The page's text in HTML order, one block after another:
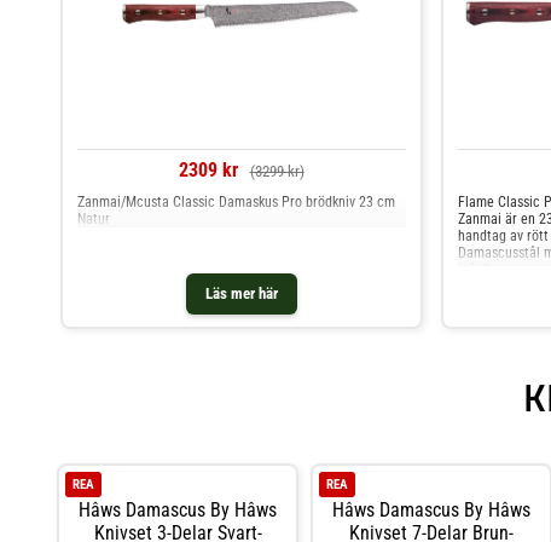
2309 kr (3299 kr)
Läs mer här
Zanmai/Mcusta Classic Damaskus Pro brödkniv 23 cm
Natur
Flame Classic
Zanmai är en
handtag av
Damascusstål
160
bekvämt
dem är
Hâws Damascus By Hâws
Knivset 3-Delar Svart-
REA
Hâws Damascus By Hâws
Knivset 7-Delar Brun-
REA